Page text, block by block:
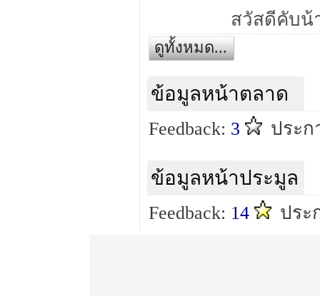
ดูทั้งหมด...
ข้อมูลหน้าตลาด
Feedback: 3 ประก
ข้อมูลหน้าประมูล
Feedback: 14 ประ